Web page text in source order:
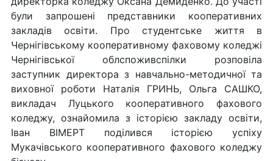
були запрошені представники кооперативних
закладів освіти. Про студентське життя в
Чернігівському кооперативному фаховому коледжі
Чернігівської облспоживспілки розповіла
заступник директора з навчально-методичної та
виховної роботи Наталія ГРИНЬ, Ольга САШКО,
викладач Луцького кооперативного фахового
коледжу, ознайомила з історією закладу освіти,
Іван ВІМЕРТ поділився історією успіху
Мукачівського кооперативного фахового коледжу